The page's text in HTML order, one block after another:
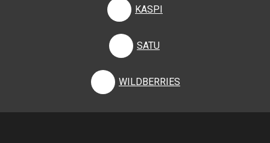
KASPI
SATU
WILDBERRIES